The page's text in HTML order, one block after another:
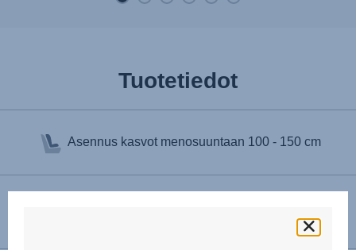
Tuotetiedot
Asennus kasvot menosuuntaan 100 - 150 cm